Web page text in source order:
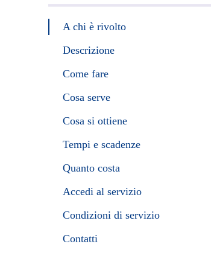
A chi è rivolto
Descrizione
Come fare
Cosa serve
Cosa si ottiene
Tempi e scadenze
Quanto costa
Accedi al servizio
Condizioni di servizio
Contatti